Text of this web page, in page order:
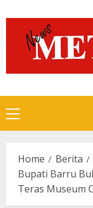
to
content
Primary
Menu
Home Berita
Bupati Barru
Teras Museum